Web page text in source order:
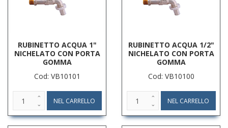
RUBINETTO ACQUA 1"
NICHELATO CON PORTA
GOMMA
Cod: VB10101
RUBINETTO ACQUA 1/2"
NICHELATO CON PORTA
GOMMA
Cod: VB10100